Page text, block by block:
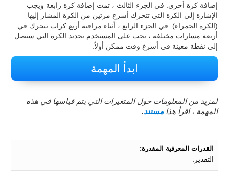
إضافة كرة أخرى. في الجزء الثالث ، تمت إضافة كرة رابعة ويجب
الإشارة إلى الكرة التي تتحرك أسرع مرتين من الكرة المشار إليها
(الكرة الحمراء). في الجزء الرابع ، أثناء مراقبة أربع كرات تتحرك في
أربعة مسارات مختلفة ، يجب على المستخدم تحديد الكرة التي ستصل
إلى نقطة معينة في أسرع وقت ممكن أولاً.
ابدأ المهمة
لمزيد من المعلومات حول المتغيرات التي يتم قياسها في هذه
المهمة ، اقرأ هذامستند.
القدرات المعرفية المقدرة:
التقدير.